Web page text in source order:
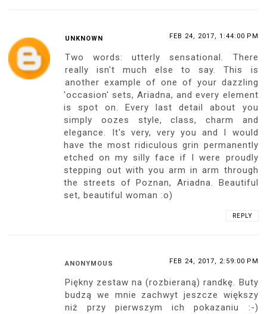
UNKNOWN FEB 24, 2017, 1:44:00 PM
Two words: utterly sensational. There
really isn't much else to say. This is
another example of one of your dazzling
'occasion' sets, Ariadna, and every element
is spot on. Every last detail about you
simply oozes style, class, charm and
elegance. It's very, very you and I would
have the most ridiculous grin permanently
etched on my silly face if I were proudly
stepping out with you arm in arm through
the streets of Poznan, Ariadna. Beautiful
set, beautiful woman :o)
REPLY
ANONYMOUS FEB 24, 2017, 2:59:00 PM
Piękny zestaw na (rozbieraną) randkę. Buty
budzą we mnie zachwyt jeszcze większy
niż przy pierwszym ich pokazaniu :-)